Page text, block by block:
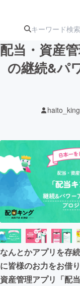
テクノロ
映像・映
まちづく
CAMPFIRE
配当・資産
の継続&パ
haito_king
なんとかアプリを存
に皆様のお力をお借
資産管理アプリ「配